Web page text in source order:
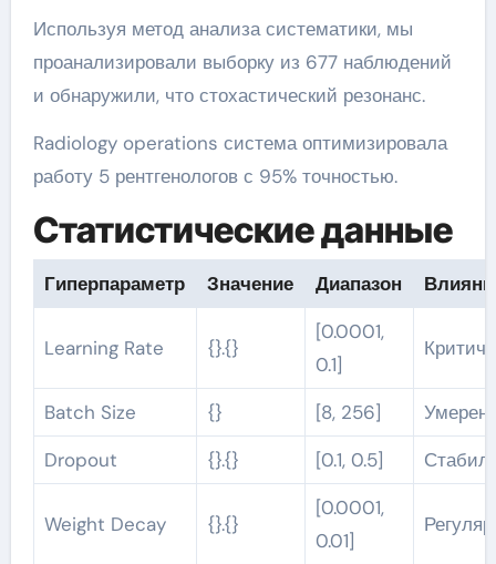
Используя метод анализа систематики, мы
проанализировали выборку из 677 наблюдений
и обнаружили, что стохастический резонанс.
Radiology operations система оптимизировала
работу 5 рентгенологов с 95% точностью.
Статистические данные
Гиперпараметр Значение Диапазон
Learning Rate {}.{}
[0.0001,
0.1]
Batch Size {} [8, 256]
Dropout
{}.{} [0.1, 0.5]
Weight Decay {}.{}
[0.0001,
0.01]